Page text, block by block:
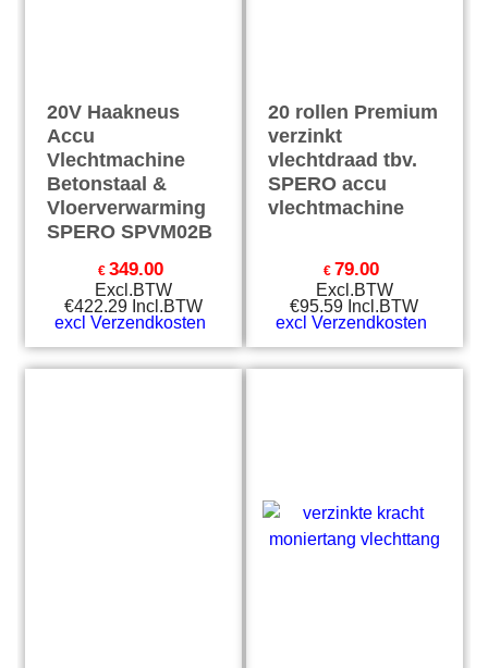
20V Haakneus
Accu
Vlechtmachine
Betonstaal &
Vloerverwarming
SPERO SPVM02B
€ 349.00
Excl.BTW
€422.29 Incl.BTW
excl Verzendkosten
20 rollen Premium
verzinkt
vlechtdraad tbv.
SPERO accu
vlechtmachine
€ 79.00
Excl.BTW
€95.59 Incl.BTW
excl Verzendkosten